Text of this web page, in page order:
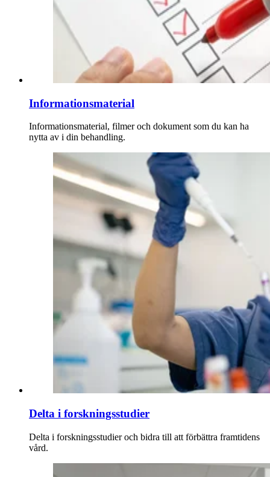
Informationsmaterial
Informationsmaterial, filmer och dokument som du kan ha
nytta av i din behandling.
Delta i forskningsstudier
Delta i forskningsstudier och bidra till att förbättra framtidens
vård.